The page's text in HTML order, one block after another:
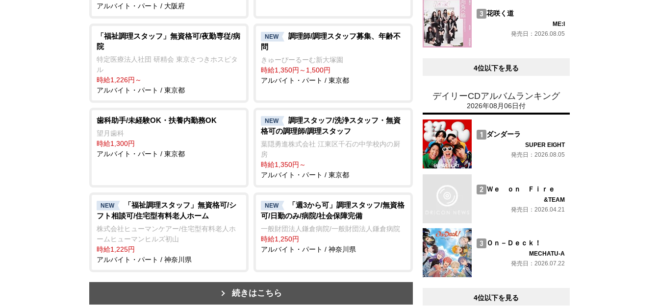
アルバイト・パート / 大阪府
「福祉調理スタッフ」無資格可/夜勤専従/病
院
特定医療法人社団 研精会 東京さつきホスピタ
ル
時給1,226円～
アルバイト・パート / 東京都
NEW
調理師/調理スタッフ募集、年齢不
問
きゅーぴーるーむ新大塚園
時給1,350円～1,500円
アルバイト・パート / 東京都
歯科助手/未経験OK・扶養内勤務OK
望月歯科
時給1,300円
アルバイト・パート / 東京都
NEW
調理スタッフ/洗浄スタッフ・無資
格可の調理師/調理スタッフ
葉隠勇進株式会社 江東区千石の中学校内の厨
房
時給1,350円～
アルバイト・パート / 東京都
NEW
「福祉調理スタッフ」無資格可/シ
フト相談可/住宅型有料老人ホーム
株式会社ヒューマンケアー/住宅型有料老人ホ
ームヒューマンヒルズ初山
時給1,225円
アルバイト・パート / 神奈川県
NEW
「週3から可」調理スタッフ/無資格
可/日勤のみ/病院/社会保障完備
一般財団法人鎌倉病院/一般財団法人鎌倉病院
時給1,250円
アルバイト・パート / 神奈川県
続きはこちら
花咲く道
ME:I
発売日：2026.08.05
4位以下を見る
デイリーCDアルバムランキング
2026年08月06日付
ダンダーラ
SUPER EIGHT
発売日：2026.08.05
Ｗｅ ｏｎ Ｆｉｒｅ
&TEAM
発売日：2026.04.21
Ｏｎ－Ｄｅｃｋ！
MECHATU-A
発売日：2026.07.22
4位以下を見る